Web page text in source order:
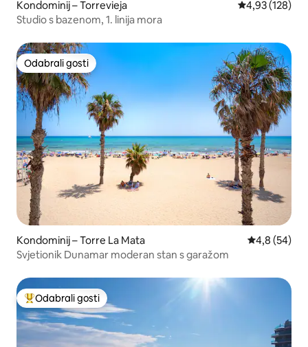
Kondominij – Torrevieja Prosječna
4,93 (128)
Studio s bazenom, 1. linija mora
Odabrali gosti
Odabrali gosti
Kondominij – Torre La Mata Prosječna
4,8 (54)
Svjetionik Dunamar moderan stan s garažom
Među najviše rangiranima s oznakom „Odabrali gosti”
Odabrali gosti